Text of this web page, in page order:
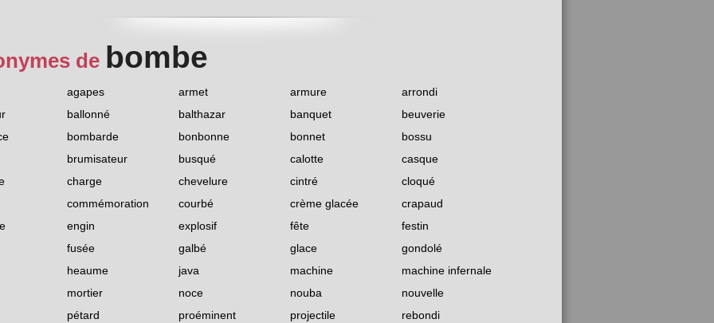
de bombe
agapes armet armure
arrondi
ballonné balthazar banquet
beuverie
bombarde bonbonne bonnet
bossu
brumisateur busqué calotte
casque
charge chevelure cintré
cloqué
commémoration courbé crème glacée
crapaud
engin explosif fête
festin
fusée galbé glace
gondolé
heaume java machine
machine infernale
mortier noce nouba
nouvelle
pétard proéminent projectile
rebondi